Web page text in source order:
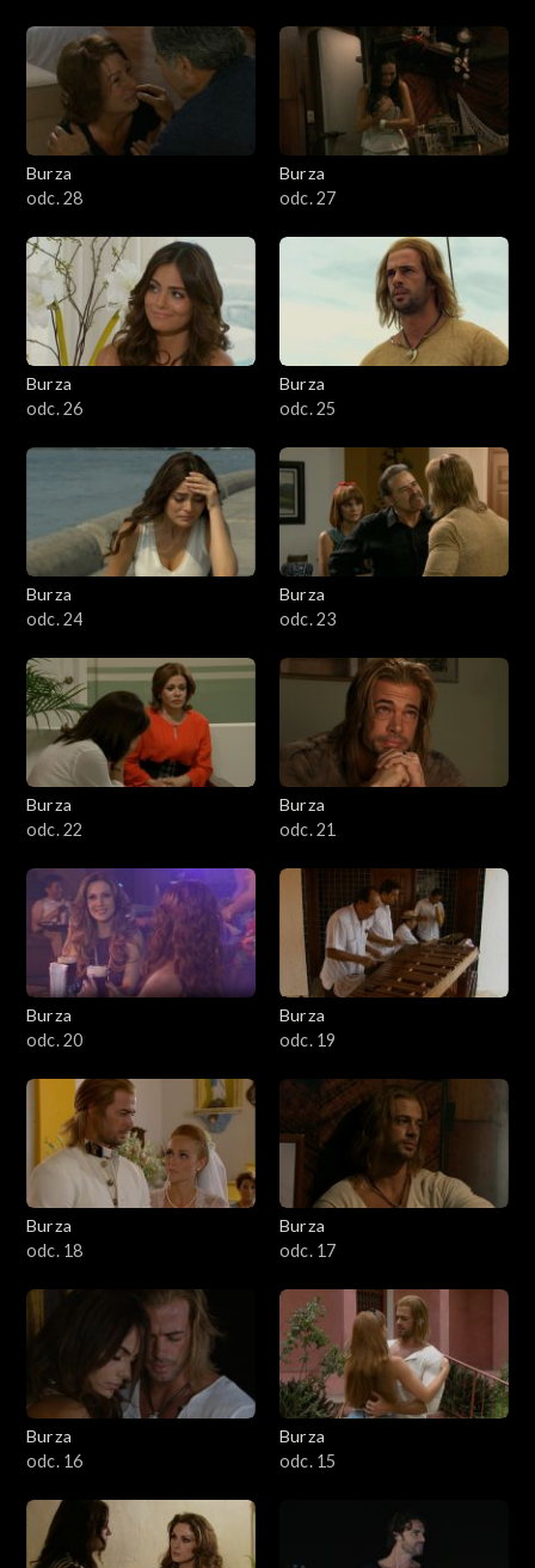
Burza
odc. 28
Burza
odc. 27
Burza
odc. 26
Burza
odc. 25
Burza
odc. 24
Burza
odc. 23
Burza
odc. 22
Burza
odc. 21
Burza
odc. 20
Burza
odc. 19
Burza
odc. 18
Burza
odc. 17
Burza
odc. 16
Burza
odc. 15